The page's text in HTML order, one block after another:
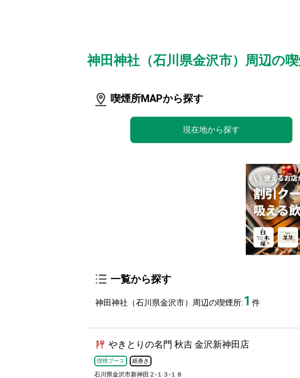
神田神社（石川県金沢市）周辺の
喫煙所MAPから探す
現在地から探す
一覧から探す
神田神社（石川県金沢市）周辺の喫煙所: 1 件
やきとりの名門 秋吉 金沢新神田店
喫煙ブース 紙巻き
石川県金沢市新神田２-１３-１８